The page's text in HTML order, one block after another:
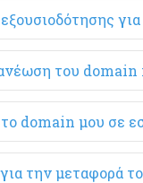
του domain
domain μου σε
την μεταφορά